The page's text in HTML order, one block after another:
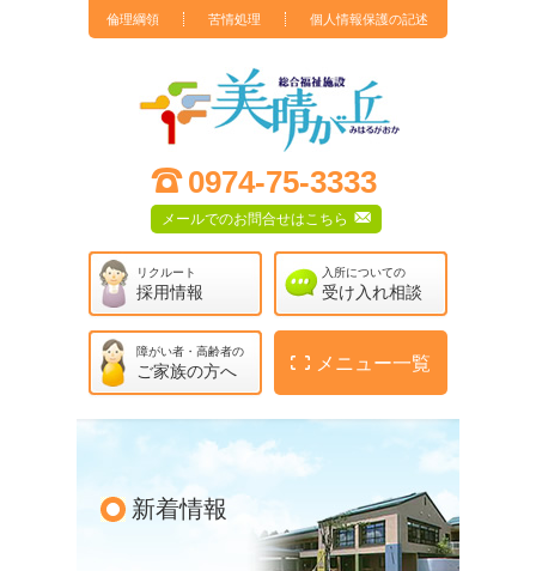
~ メニュー一覧
リクルート
採用情報
入所についての
受け入れ相談
障がい者・高齢者の
ご家族の方へ
倫理綱領 苦情処理 個人情報保護の記述
; 0974-75-3333
メールでのお問合せはこちら F
新着情報